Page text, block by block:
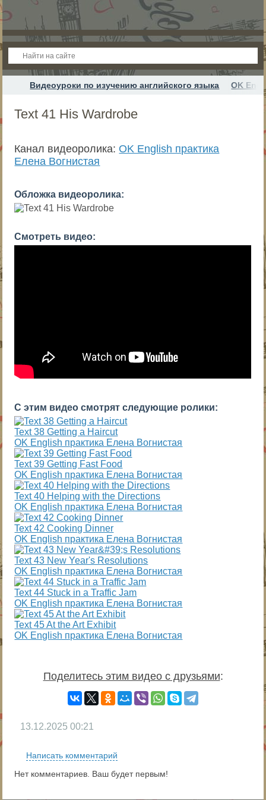
Видеоуроки по изучению английского языка OK
Text 41 His Wardrobe
Канал видеоролика: OK English практика
Елена Вогнистая
Обложка видеоролика:
Смотреть видео:
С этим видео смотрят следующие ролики:
Text 38 Getting a Haircut
OK English практика Елена Вогнистая
Text 39 Getting Fast Food
OK English практика Елена Вогнистая
Text 40 Helping with the Directions
OK English практика Елена Вогнистая
Text 42 Cooking Dinner
OK English практика Елена Вогнистая
Text 43 New Year's Resolutions
OK English практика Елена Вогнистая
Text 44 Stuck in a Traffic Jam
OK English практика Елена Вогнистая
Text 45 At the Art Exhibit
OK English практика Елена Вогнистая
Поделитесь этим видео с друзьями:
13.12.2025 00:21
Написать комментарий
Нет комментариев. Ваш будет первым!